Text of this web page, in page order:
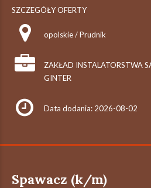
SZCZEGÓŁY OFERTY
opolskie / Prudnik
ZAKŁAD INSTALATORSTWA
GINTER
Data dodania: 2026-08-02
Spawacz (k/m)